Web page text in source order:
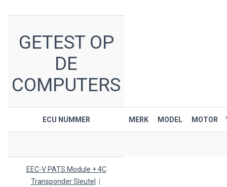
GETEST OP
DE
COMPUTERS
ECU NUMMER MERK MODEL MOTOR
EEC-V PATS Module + 4C
Transponder Sleutel